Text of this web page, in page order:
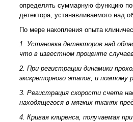
определять суммарную функцию
детектора, устанавливаемого над
По мере накопления опыта
1. Установка детекторов над
что в известном проценте
2. При регистрации динамики
экскреторного этапов, и
3. Регистрация скорости счета
находящегося в мягких тканях
4. Кривая клиренса, получаемая